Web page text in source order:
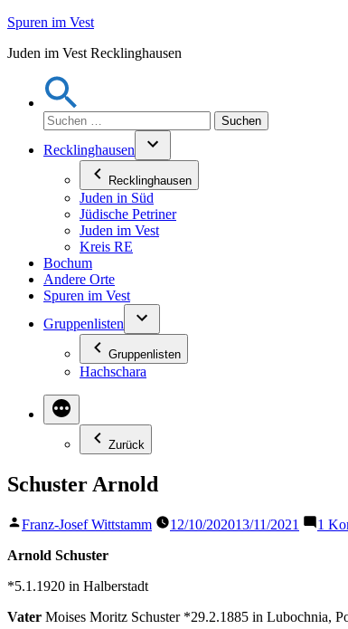
Zum
springen
Spuren im Vest
Juden im Vest Recklinghausen
Suchen
nach:
Recklinghausen
Recklinghausen
Juden in Süd
Jüdische Petriner
Juden im Vest
Kreis RE
Bochum
Andere Orte
Spuren im Vest
Gruppenlisten
Gruppenlisten
Hachschara
Zurück
Schuster Arnold
Veröffentlicht
Franz-Josef Wittstamm 12/10/202013/11/2021 1
Arnold Schuster
*5.1.1920 in Halberstadt
Vater Moises Moritz Schuster *29.2.1885 in Lubochnia,